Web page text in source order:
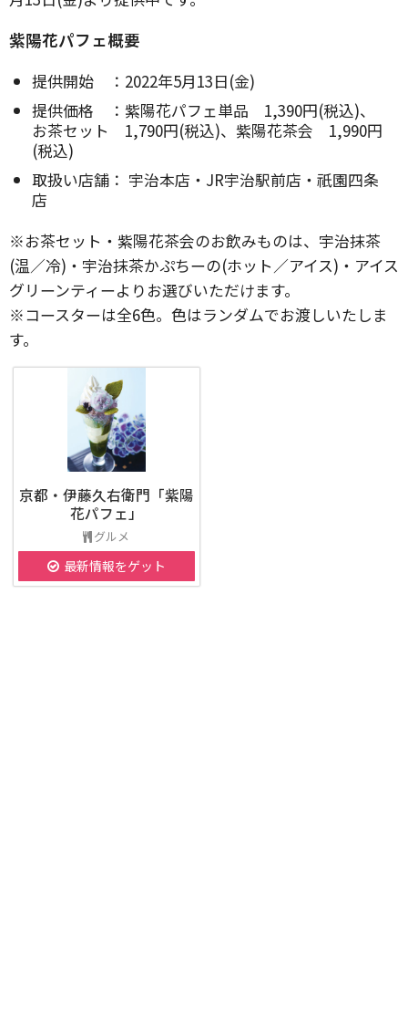
紫陽花パフェ概要
提供開始 ：2022年5月13日(金)
提供価格 ：紫陽花パフェ単品 1,390円(税込)、
お茶セット 1,790円(税込)、紫陽花茶会 1,990円
(税込)
取扱い店舗： 宇治本店・JR宇治駅前店・祇園四条
店
※お茶セット・紫陽花茶会のお飲みものは、宇治抹茶
(温／冷)・宇治抹茶かぷちーの(ホット／アイス)・アイス
グリーンティーよりお選びいただけます。
※コースターは全6色。色はランダムでお渡しいたしま
す。
京都・伊藤久右衛門「紫陽
花パフェ」
グルメ
最新情報をゲット